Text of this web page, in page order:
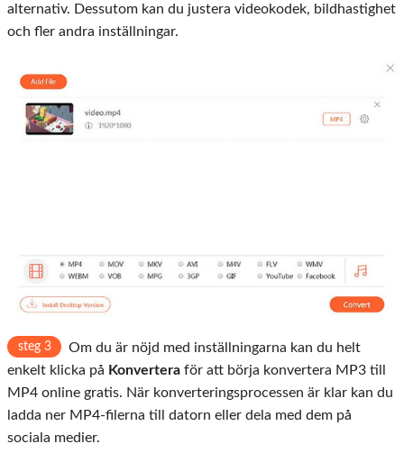
alternativ. Dessutom kan du justera videokodek, bildhastighet
och fler andra inställningar.
steg 3
Om du är nöjd med inställningarna kan du helt
enkelt klicka på Konvertera för att börja konvertera MP3 till
MP4 online gratis. När konverteringsprocessen är klar kan du
ladda ner MP4-filerna till datorn eller dela med dem på
sociala medier.